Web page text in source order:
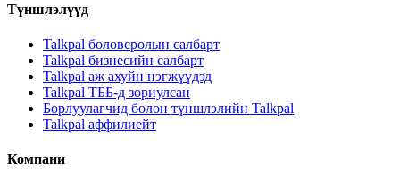
Түншлэлүүд
Talkpal боловсролын салбарт
Talkpal бизнесийн салбарт
Talkpal аж ахуйн нэгжүүдэд
Talkpal ТББ-д зориулсан
Борлуулагчид болон түншлэлийн Talkpal
Talkpal аффилиейт
Компани